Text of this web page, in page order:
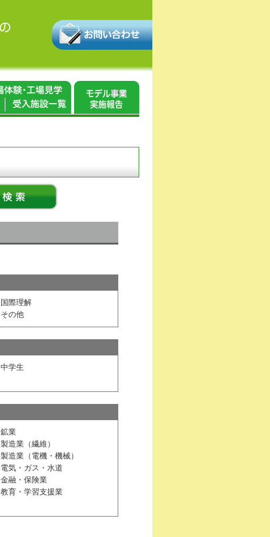
国際理解
その他
中学生
鉱業
製造業（繊維）
製造業（電機・機械）
電気・ガス・水道
金融・保険業
教育・学習支援業